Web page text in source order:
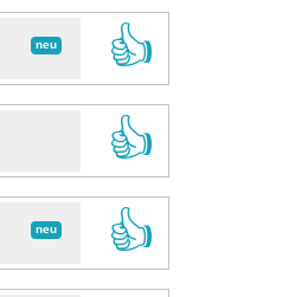
neu
👍
👍
neu
👍